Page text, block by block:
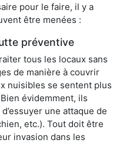
pour le faire, il y a
être menées :
préventive
tous les locaux sans
de manière à couvrir
nuisibles se sentent plus
évidemment, ils
une attaque de
etc.). Tout doit être
invasion dans les